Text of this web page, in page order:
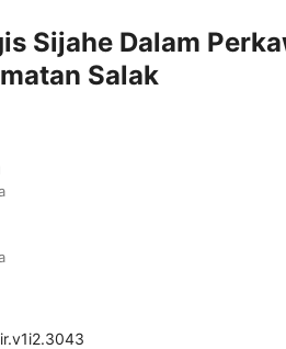
Sijahe Dalam
Salak